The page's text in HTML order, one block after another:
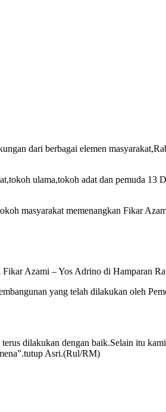
dari berbagai elemen
ulama,tokoh adat dan pemuda 13
masyarakat memenangkan Fikar
Azami – Yos Adrino di Hamparan
yang telah dilakukan oleh
dilakukan dengan baik.Selain itu
Asri.(Rul/RM)